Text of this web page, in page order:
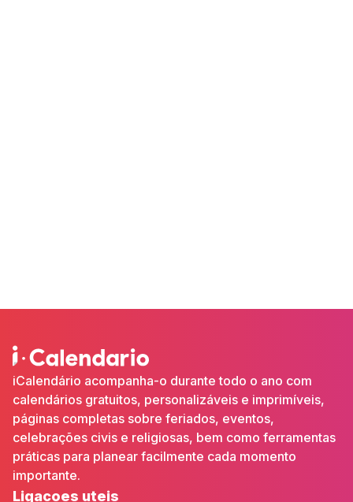
iCalendário acompanha-o durante todo o ano com
calendários gratuitos, personalizáveis e imprimíveis,
páginas completas sobre feriados, eventos,
celebrações civis e religiosas, bem como ferramentas
práticas para planear facilmente cada momento
importante.
Ligacoes uteis